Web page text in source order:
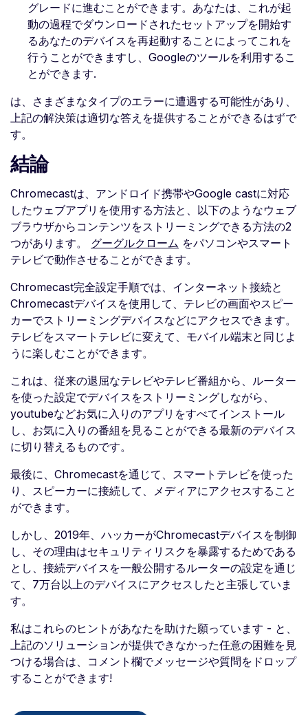
グレードに進むことができます。あなたは、これが起
動の過程でダウンロードされたセットアップを開始す
るあなたのデバイスを再起動することによってこれを
行うことができますし、Googleのツールを利用するこ
とができます.
は、さまざまなタイプのエラーに遭遇する可能性があり、
上記の解決策は適切な答えを提供することができるはずで
す。
結論
Chromecastは、アンドロイド携帯やGoogle castに対応
したウェブアプリを使用する方法と、以下のようなウェブ
ブラウザからコンテンツをストリーミングできる方法の2
つがあります。 グーグルクローム をパソコンやスマート
テレビで動作させることができます。
Chromecast完全設定手順では、インターネット接続と
Chromecastデバイスを使用して、テレビの画面やスピー
カーでストリーミングデバイスなどにアクセスできます。
テレビをスマートテレビに変えて、モバイル端末と同じよ
うに楽しむことができます。
これは、従来の退屈なテレビやテレビ番組から、ルーター
を使った設定でデバイスをストリーミングしながら、
youtubeなどお気に入りのアプリをすべてインストール
し、お気に入りの番組を見ることができる最新のデバイス
に切り替えるものです。
最後に、Chromecastを通じて、スマートテレビを使った
り、スピーカーに接続して、メディアにアクセスすること
ができます。
しかし、2019年、ハッカーがChromecastデバイスを制御
し、その理由はセキュリティリスクを暴露するためである
とし、接続デバイスを一般公開するルーターの設定を通じ
て、7万台以上のデバイスにアクセスしたと主張していま
す。
私はこれらのヒントがあなたを助けた願っています - と、
上記のソリューションが提供できなかった任意の困難を見
つける場合は、コメント欄でメッセージや質問をドロップ
することができます!